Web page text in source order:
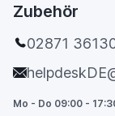
Zubehör
02871
Mo - Do 09:00 -